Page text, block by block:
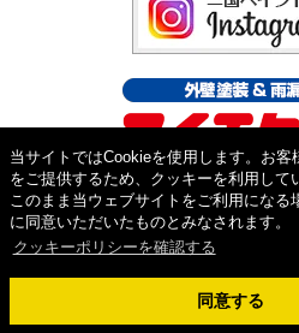
当サイトではCookieを使用します。お客
をご提供するため、クッキーを利用して
このまま当ウェブサイトをご利用になる
に同意いただいたものとみなされます。
クッキーポリシーを確認する
同意する
Copyright ©2026外壁塗装&屋根工事専門